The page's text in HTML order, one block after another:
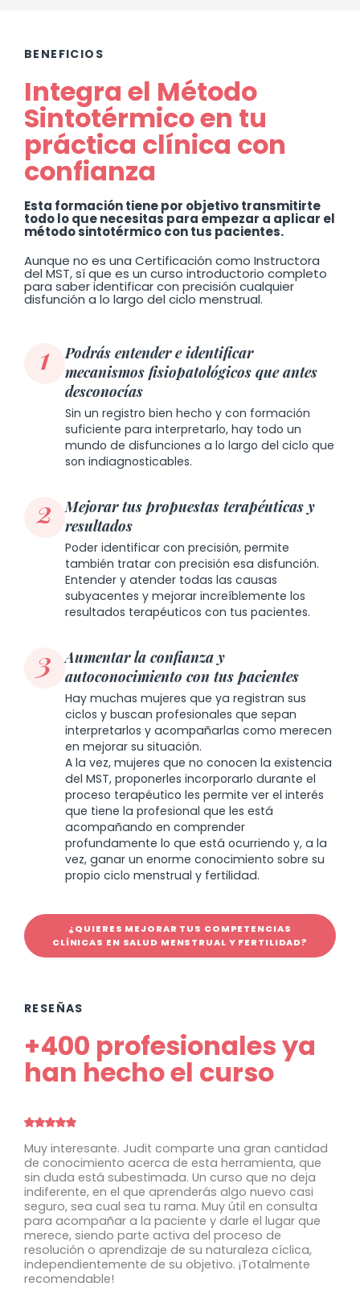
BENEFICIOS
Integra el Método
Sintotérmico en tu
práctica clínica con
confianza
Esta formación tiene por objetivo transmitirte
todo lo que necesitas para empezar a aplicar el
método sintotérmico con tus pacientes.
Aunque no es una Certificación como Instructora
del MST, sí que es un curso introductorio completo
para saber identificar con precisión cualquier
disfunción a lo largo del ciclo menstrual.
1
Podrás entender e identificar
mecanismos fisiopatológicos que antes
desconocías
Sin un registro bien hecho y con formación
suficiente para interpretarlo, hay todo un
mundo de disfunciones a lo largo del ciclo que
son indiagnosticables.
2
Mejorar tus propuestas terapéuticas y
resultados
Poder identificar con precisión, permite
también tratar con precisión esa disfunción.
Entender y atender todas las causas
subyacentes y mejorar increíblemente los
resultados terapéuticos con tus pacientes.
3
Aumentar la confianza y
autoconocimiento con tus pacientes
Hay muchas mujeres que ya registran sus
ciclos y buscan profesionales que sepan
interpretarlos y acompañarlas como merecen
en mejorar su situación.
A la vez, mujeres que no conocen la existencia
del MST, proponerles incorporarlo durante el
proceso terapéutico les permite ver el interés
que tiene la profesional que les está
acompañando en comprender
profundamente lo que está ocurriendo y, a la
vez, ganar un enorme conocimiento sobre su
propio ciclo menstrual y fertilidad.
¿QUIERES MEJORAR TUS COMPETENCIAS
CLÍNICAS EN SALUD MENSTRUAL Y FERTILIDAD?
RESEÑAS
+400 profesionales ya
han hecho el curso
Muy interesante. Judit comparte una gran cantidad
de conocimiento acerca de esta herramienta, que
sin duda está subestimada. Un curso que no deja
indiferente, en el que aprenderás algo nuevo casi
seguro, sea cual sea tu rama. Muy útil en consulta
para acompañar a la paciente y darle el lugar que
merece, siendo parte activa del proceso de
resolución o aprendizaje de su naturaleza cíclica,
independientemente de su objetivo. ¡Totalmente
recomendable!